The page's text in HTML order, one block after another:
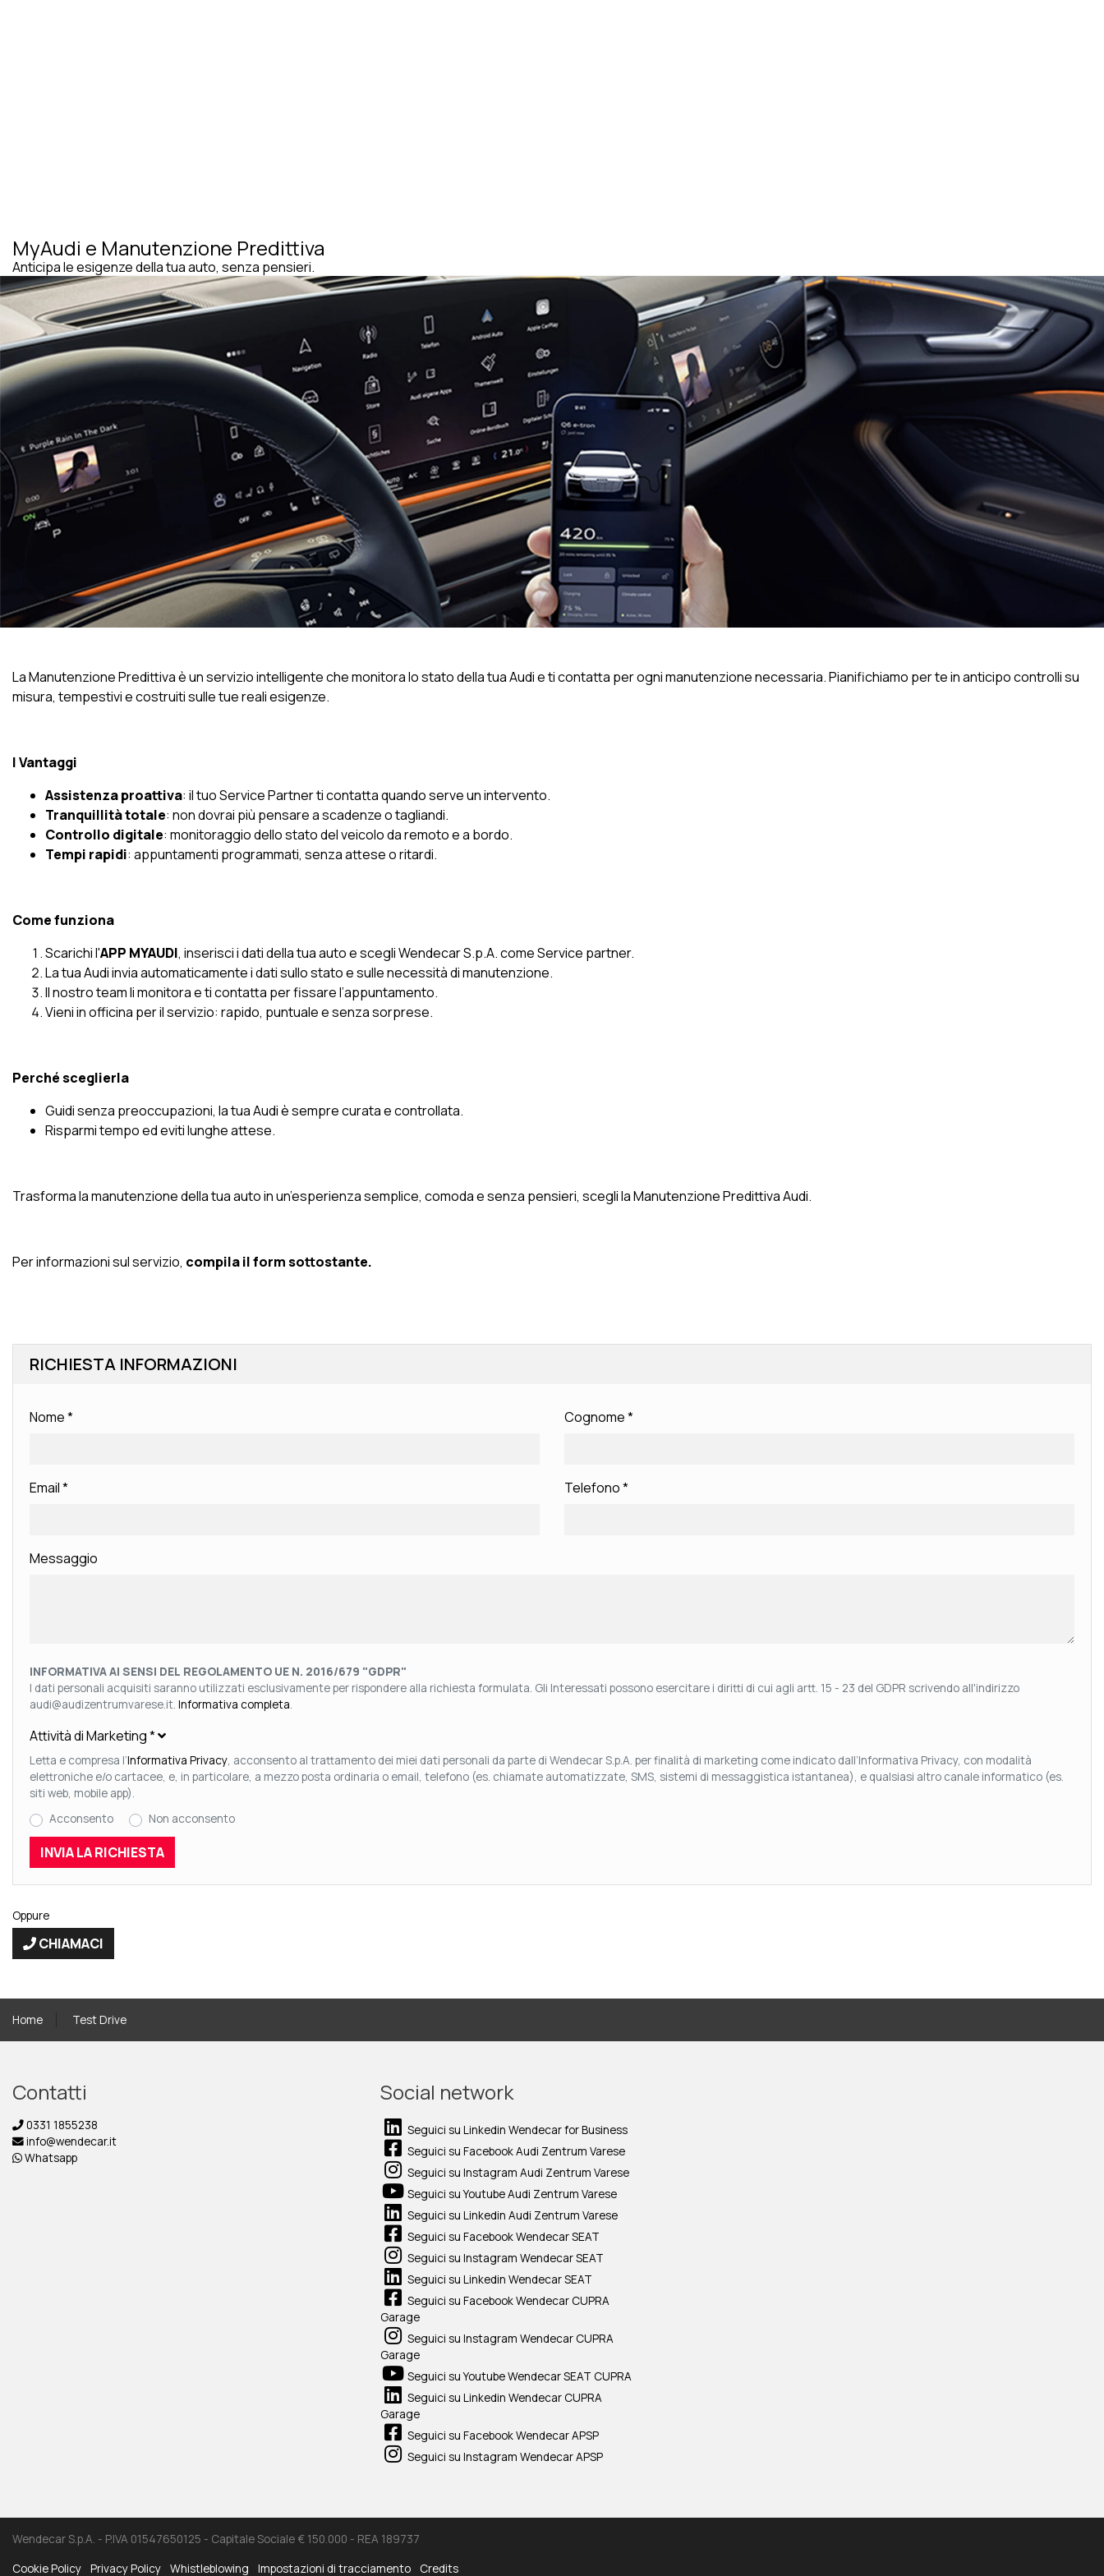
MyAudi e Manutenzione Predittiva
Anticipa le esigenze della tua auto, senza pensieri.
La Manutenzione Predittiva è un servizio intelligente che monitora lo stato della tua Audi e ti contatta per ogni manutenzione necessaria. Pianifichiamo per te in anticipo controlli su
misura, tempestivi e costruiti sulle tue reali esigenze.
I Vantaggi
Assistenza proattiva: il tuo Service Partner ti contatta quando serve un intervento.
Tranquillità totale: non dovrai più pensare a scadenze o tagliandi.
Controllo digitale: monitoraggio dello stato del veicolo da remoto e a bordo.
Tempi rapidi: appuntamenti programmati, senza attese o ritardi.
Come funziona
Scarichi l'APP MYAUDI, inserisci i dati della tua auto e scegli Wendecar S.p.A. come Service partner.
La tua Audi invia automaticamente i dati sullo stato e sulle necessità di manutenzione.
Il nostro team li monitora e ti contatta per fissare l’appuntamento.
Vieni in officina per il servizio: rapido, puntuale e senza sorprese.
Perché sceglierla
Guidi senza preoccupazioni, la tua Audi è sempre curata e controllata.
Risparmi tempo ed eviti lunghe attese.
Trasforma la manutenzione della tua auto in un’esperienza semplice, comoda e senza pensieri, scegli la Manutenzione Predittiva Audi.
Per informazioni sul servizio, compila il form sottostante.
RICHIESTA INFORMAZIONI
Nome* Cognome*
Email* Telefono*
Messaggio
INFORMATIVA AI SENSI DEL REGOLAMENTO UE N. 2016/679 "GDPR"
I dati personali acquisiti saranno utilizzati esclusivamente per rispondere alla richiesta formulata. Gli Interessati possono esercitare i diritti di cui agli artt. 15 - 23 del GDPR scrivendo all'indirizzo
audi@audizentrumvarese.it. Informativa completa.
Attività di Marketing*
Letta e compresa l’Informativa Privacy, acconsento al trattamento dei miei dati personali da parte di Wendecar S.p.A. per finalità di marketing come indicato dall’Informativa Privacy, con modalità
elettroniche e/o cartacee, e, in particolare, a mezzo posta ordinaria o email, telefono (es. chiamate automatizzate, SMS, sistemi di messaggistica istantanea), e qualsiasi altro canale informatico (es.
siti web, mobile app).
Acconsento
Non acconsento
Oppure
CHIAMACI
Home Test Drive
Contatti
0331 1855238
info@wendecar.it
Whatsapp
Social network
Seguici su Linkedin Wendecar for Business
Seguici su Facebook Audi Zentrum Varese
Seguici su Instagram Audi Zentrum Varese
Seguici su Youtube Audi Zentrum Varese
Seguici su Linkedin Audi Zentrum Varese
Seguici su Facebook Wendecar SEAT
Seguici su Instagram Wendecar SEAT
Seguici su Linkedin Wendecar SEAT
Seguici su Facebook Wendecar CUPRA
Garage
Seguici su Instagram Wendecar CUPRA
Garage
Seguici su Youtube Wendecar SEAT CUPRA
Seguici su Linkedin Wendecar CUPRA
Garage
Seguici su Facebook Wendecar APSP
Seguici su Instagram Wendecar APSP
Wendecar S.p.A. - P.IVA 01547650125 - Capitale Sociale € 150.000 - REA 189737
Cookie Policy
Privacy Policy Whistleblowing Impostazioni di tracciamento Credits